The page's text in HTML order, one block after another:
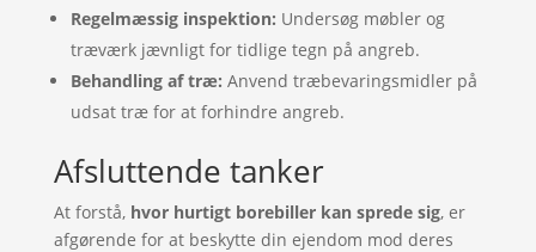
Regelmæssig inspektion: Undersøg møbler og
træværk jævnligt for tidlige tegn på angreb.
Behandling af træ: Anvend træbevaringsmidler på
udsat træ for at forhindre angreb.
Afsluttende tanker
At forstå, hvor hurtigt borebiller kan sprede sig, er
afgørende for at beskytte din ejendom mod deres